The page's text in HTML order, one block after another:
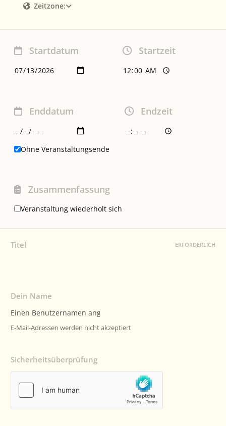
Zeitzone:
Startdatum Startzeit
Enddatum Endzeit
Ohne Veranstaltungsende
Zusammenfassung
Veranstaltung wiederholt sich
Titel ERFORDERLICH
Dein Name
E-Mail-Adressen werden nicht akzeptiert
Sicherheitsüberprüfung